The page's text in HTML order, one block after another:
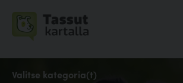
Valitse kategoria(t)